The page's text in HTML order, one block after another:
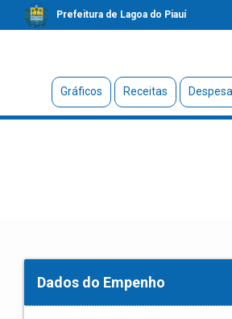
Prefeitura de Lagoa do Piauí
Gráficos Receitas
Dados do Empenho